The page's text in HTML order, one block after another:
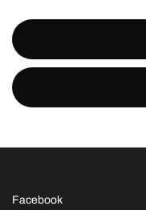
Facebook